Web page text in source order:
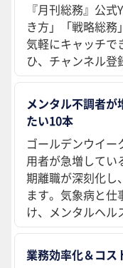
『月刊総務』公
き方」「戦略総務
気軽にキャッチで
ひ、チャンネル登
メンタル不調者が
たい10本
ゴールデンウイー
用者が急増してい
期離職が深刻化し
ます。気象病と
け、メンタルヘル
業務効率化＆コ